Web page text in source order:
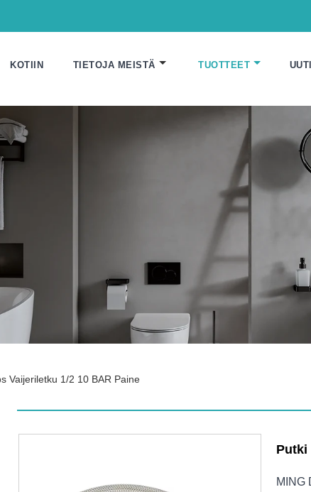
KOTIIN TIETOJA MEISTÄ TUOTTEET
Vaijeriletku 1/2 10 BAR Paine
Putki
MING